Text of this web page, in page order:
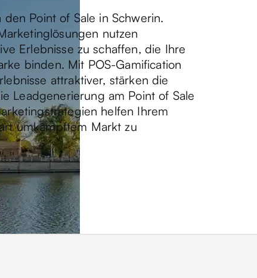
Point of Sale in Schwerin.
nutzen
Erlebnisse zu schaffen, die Ihre
binden. Mit POS-Gamification
attraktiver, stärken die
Leadgenerierung am Point of Sale
helfen Ihrem
umkämpftem Markt zu